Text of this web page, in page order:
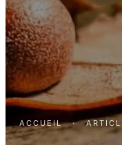
ACCUEIL ·